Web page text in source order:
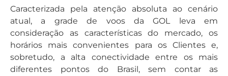
Caracterizada pela atenção absoluta ao cenário
atual, a grade de voos da GOL leva em
consideração as características do mercado, os
horários mais convenientes para os Clientes e,
sobretudo, a alta conectividade entre os mais
diferentes pontos do Brasil, sem contar as